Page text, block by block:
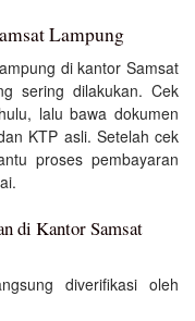
Lampung
di kantor Samsat
sering dilakukan. Cek
lalu bawa dokumen
KTP asli. Setelah cek
proses pembayaran
di Kantor Samsat
diverifikasi oleh